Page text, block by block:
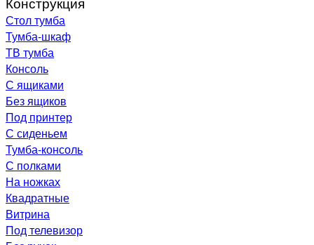
Стол тумба
Тумба-шкаф
ТВ тумба
Консоль
С ящиками
Без ящиков
Под принтер
С сиденьем
Тумба-консоль
С полками
На ножках
Квадратные
Витрина
Под телевизор